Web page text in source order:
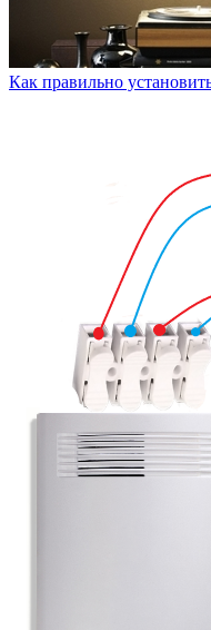
Как правильно